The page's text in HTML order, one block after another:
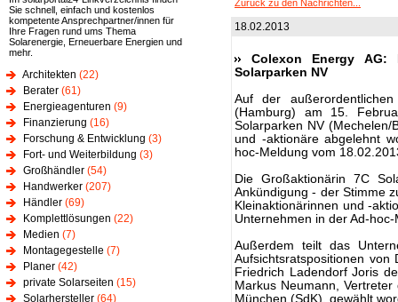
Sie schnell, einfach und kostenlos
kompetente Ansprechpartner/innen für
Ihre Fragen rund ums Thema
Solarenergie, Erneuerbare Energien und
mehr.
Architekten (22)
Berater (61)
Energieagenturen (9)
Finanzierung (16)
Forschung & Entwicklung (3)
Fort- und Weiterbildung (3)
Großhändler (54)
Handwerker (207)
Händler (69)
Komplettlösungen (22)
Medien (7)
Montagegestelle (7)
Planer (42)
private Solarseiten (15)
Solarhersteller (64)
Zurück zu den Nachrichten...
18.02.2013
Colexon Energy AG:
Solarparken NV
Auf der
(Hamburg) am 15.
Solarparken NV
und -aktionäre abgelehnt
hoc-Meldung vom
Die Großaktionärin 7C
Ankündigung - der Stimme
Kleinaktionärinnen und -
Unternehmen in der Ad-hoc-
Außerdem teilt das
Aufsichtsratspositionen
Friedrich Ladendorf Joris
Markus Neumann,
München (SdK), gewählt